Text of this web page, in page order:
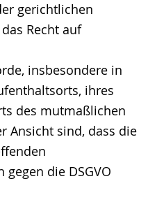
gerichtlichen
Recht auf
insbesondere in
ihres
des mutmaßlichen
Ansicht sind, dass die
die DSGVO